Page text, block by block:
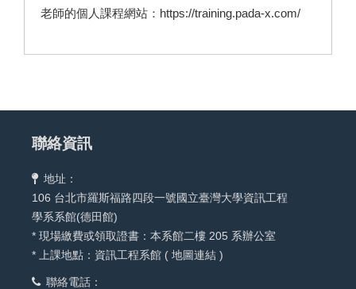
老師的個人課程網站： https://training.pada-x.com/
聯絡資訊
地址：
106 台北市羅斯福路四段一號國立臺灣大學資訊工程
學系系館(德田館)
* 現場繳費或領取證書：本系館二樓 205 系辦公室
* 上課地點：資訊工程系館 ( 地圖連結 )
聯絡電話：